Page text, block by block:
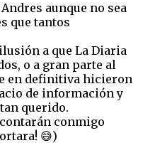
aunque no sea
que tantos
a que La Diaria
o a gran parte al
en definitiva hicieron
de información y
querido.
conmigo
😅)